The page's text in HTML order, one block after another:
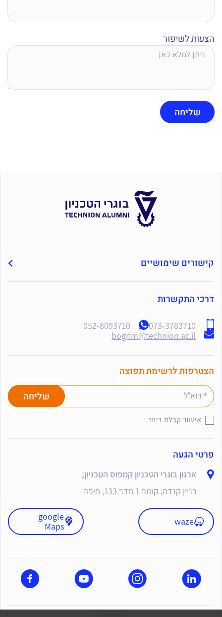
הצעות לשיפור
קישורים שימושיים
פרטי הגעה
ארגון בוגרי הטכניון קמפוס הטכניון,
בניין קנדה, קומה 1 חדר 133, חיפה
waze
google
Maps
דרכי התקשרות
073-3783710
052-8093710
bogrim@technion.ac.il
הצטרפות לרשימת תפוצה
אישור קבלת דיוור